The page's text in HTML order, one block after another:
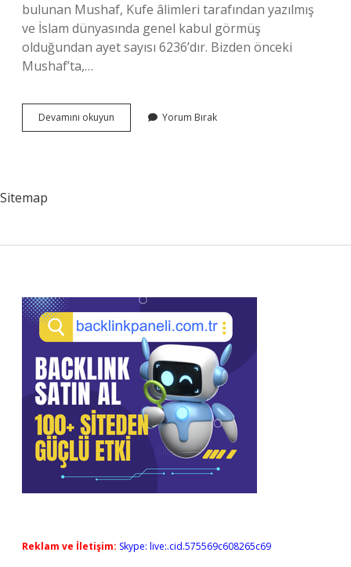
bulunan Mushaf, Kufe âlimleri tarafından yazılmış
ve İslam dünyasında genel kabul görmüş
olduğundan ayet sayısı 6236’dır. Bizden önceki
Mushaf’ta,…
Devamını okuyun
Kerimde
Yorum Bırak
Sitemap
Sidebar
Reklam ve İletişim: Skype: live:.cid.575569c608265c69